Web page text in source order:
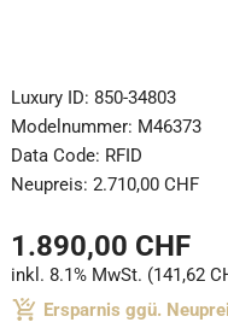
Luxury ID: 850-34803
Modelnummer: M46373
Data Code: RFID
Neupreis: 2.710,00 CHF
1.890,00 CHF
inkl. 8.1% MwSt. (141,62
Ersparnis ggü.